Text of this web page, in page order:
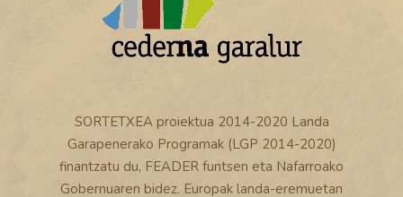
SORTETXEA proiektua 2014-2020 Landa
Garapenerako Programak (LGP 2014-2020)
finantzatu du, FEADER funtsen eta Nafarroako
Gobernuaren bidez. Europak landa-eremuetan